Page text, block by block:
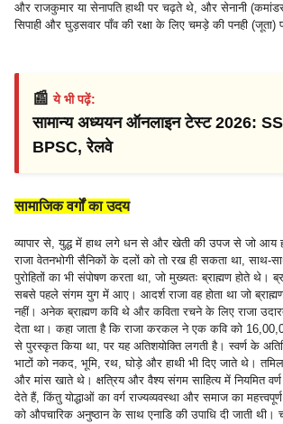
और राजकुमार या सेनापति हाथी पर चढ़ते थे, और सेनानी
सिपाही और घुड़सवार पाँव की रक्षा के लिए चमड़े की पनही (जूता)
📰ये भी पढ़ें:
सामान्य अध्ययन ऑनलाइन टेस्ट 2026:
BPSC, रेलवे
सामाजिक वर्गों का उदय
व्यापार से, युद्ध में हाथ लगे धन से और खेती की उपज से जो आय
राजा वेतनभोगी सैनिकों के दलों को तो रख ही सकता था, साथ-
पुरोहितों का भी संपोषण करता था, जो मुख्यतः ब्राह्मण होते थे।
सबसे पहले संगम युग में आए। आदर्श राजा वह होता था जो
नहीं। अनेक ब्राह्मण कवि थे और कविता रचने के लिए राजा
देता था। कहा जाता है कि राजा करकल ने एक कवि को
से पुरस्कृत किया था, पर यह अतिशयोक्ति लगती है। स्वर्ण के
भाटों को नकद, भूमि, रथ, घोड़े और हाथी भी दिए जाते थे। तमिल
और मांस खाते थे। क्षत्रिय और वैश्य संगम साहित्य में नियमित
देते हैं, किंतु योद्धाओं का वर्ग राज्यव्यवस्था और समाज का
को औपचारिक अनुष्ठान के साथ एनाडि की उपाधि दी जाती